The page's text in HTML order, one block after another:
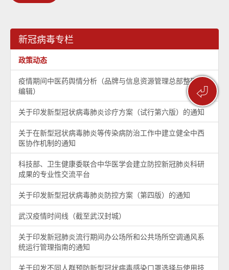
⏎
新冠病毒专栏
政策动态
疫情期间中医药舆情分析（品牌与信息资源管理总部整理及
编辑）
关于印发新型冠状病毒肺炎诊疗方案（试行第六版）的通知
关于在新型冠状病毒肺炎等传染病防治工作中建立健全中西
医协作机制的通知
科技部、卫生健康委联合中华医学会建立防控新冠肺炎科研
成果的专业性交流平台
关于印发新型冠状病毒肺炎防控方案（第四版）的通知
武汉疫情时间线（截至武汉封城）
关于印发新冠肺炎流行期间办公场所和公共场所空调通风系
统运行管理指南的通知
关于印发不同人群预防新型冠状病毒感染口罩选择与使用技